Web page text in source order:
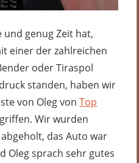
genug Zeit hat,
einer der zahlreichen
oder Tiraspol
standen, haben wir
von Oleg vonTop
Wir wurden
das Auto war
Oleg sprach sehr gutes